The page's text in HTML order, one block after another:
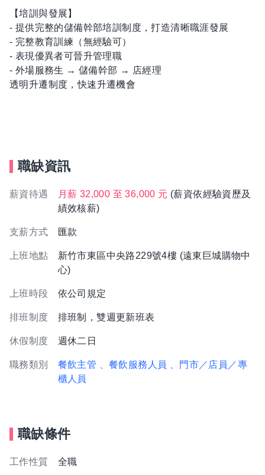
【培訓與發展】
- 提供完整的儲備幹部培訓制度，打造清晰職涯發展
- 完整教育訓練（無經驗可）
- 表現優異者可晉升管理職
- 外場服務生 → 儲備幹部 → 店經理
透明升遷制度，快速升遷機會
職缺資訊
薪資待遇 月薪 32,000 至 36,000 元 (薪資依經驗資歷及
績效核薪)
支薪方式 匯款
上班地點
新竹市東區中央路229號4樓 (遠東巨城購物中
心)
上班時段 依公司規定
排班制度 排班制，雙週更新班表
休假制度 週休二日
職務類別 餐飲主管 、餐飲服務人員
、門市／店員／專
櫃人員
職缺條件
工作性質 全職